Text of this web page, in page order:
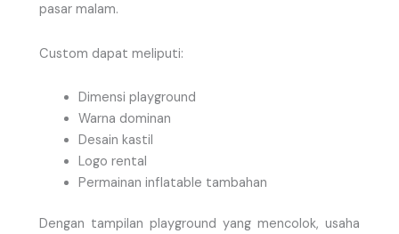
pasar malam.
Custom dapat meliputi:
Dimensi playground
Warna dominan
Desain kastil
Logo rental
Permainan inflatable tambahan
Dengan tampilan playground yang mencolok, usaha